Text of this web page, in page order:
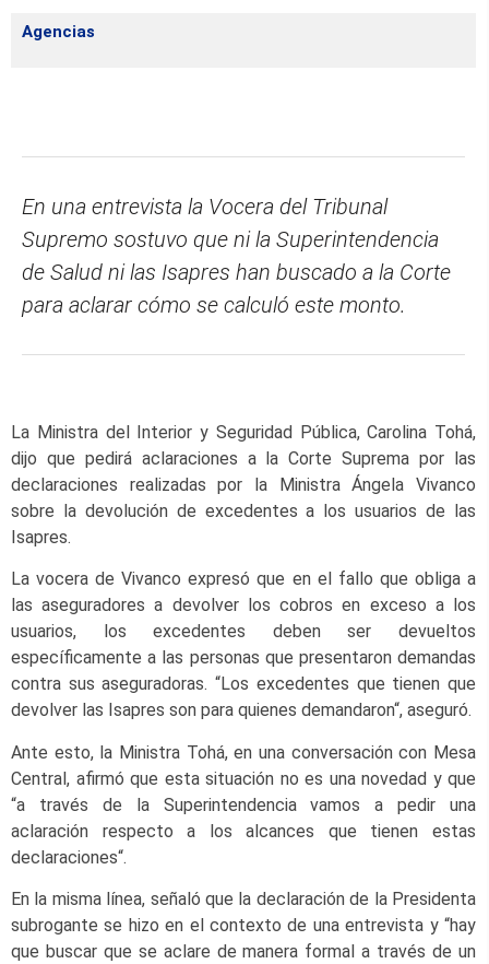
Agencias
En una entrevista la Vocera del Tribunal
Supremo sostuvo que ni la Superintendencia
de Salud ni las Isapres han buscado a la Corte
para aclarar cómo se calculó este monto.
La Ministra del Interior y Seguridad Pública, Carolina Tohá,
dijo que pedirá aclaraciones a la Corte Suprema por las
declaraciones realizadas por la Ministra Ángela Vivanco
sobre la devolución de excedentes a los usuarios de las
Isapres.
La vocera de Vivanco expresó que en el fallo que obliga a
las aseguradores a devolver los cobros en exceso a los
usuarios, los excedentes deben ser devueltos
específicamente a las personas que presentaron demandas
contra sus aseguradoras. “Los excedentes que tienen que
devolver las Isapres son para quienes demandaron“, aseguró.
Ante esto, la Ministra Tohá, en una conversación con Mesa
Central, afirmó que esta situación no es una novedad y que
“a través de la Superintendencia vamos a pedir una
aclaración respecto a los alcances que tienen estas
declaraciones“.
En la misma línea, señaló que la declaración de la Presidenta
subrogante se hizo en el contexto de una entrevista y “hay
que buscar que se aclare de manera formal a través de un